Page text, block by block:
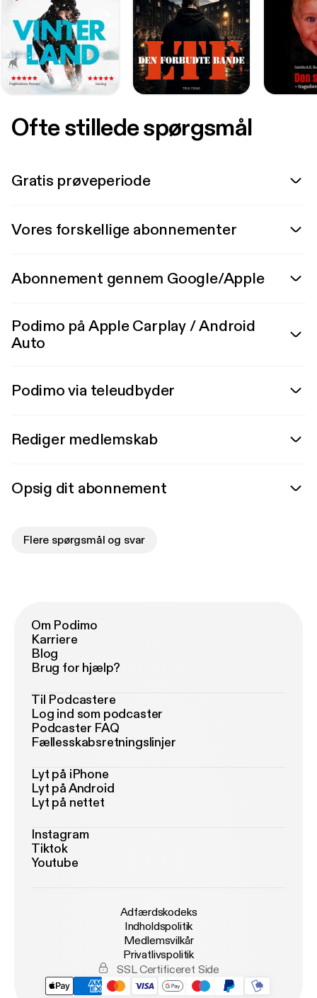
Ofte stillede spørgsmål
Gratis prøveperiode
Vores forskellige abonnementer
Abonnement gennem Google/Apple
Podimo på Apple Carplay / Android
Auto
Podimo via teleudbyder
Rediger medlemskab
Opsig dit abonnement
Flere spørgsmål og svar
Om Podimo
Karriere
Blog
Brug for hjælp?
Til Podcastere
Log ind som podcaster
Podcaster FAQ
Fællesskabsretningslinjer
Lyt på iPhone
Lyt på Android
Lyt på nettet
Instagram
Tiktok
Youtube
Adfærdskodeks
Indholdspolitik
Medlemsvilkår
Privatlivspolitik
SSL Certificeret Side